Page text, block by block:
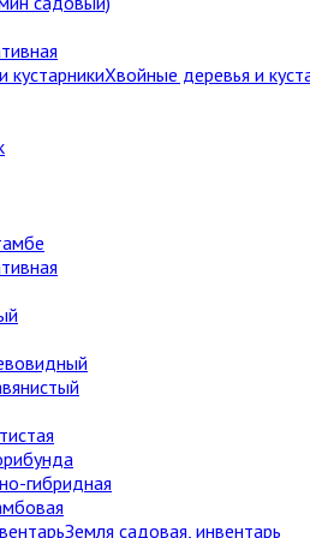
Хвойные деревья и
гибридная
Земля садовая, инвентарь